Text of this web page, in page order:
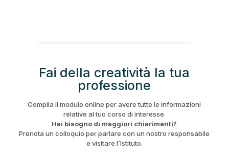
Fai della creatività la tua
professione
Compila il modulo online per avere tutte le informazioni
relative al tuo corso di interesse.
Hai bisogno di maggiori chiarimenti?
Prenota un colloquio per parlare con un nostro responsabile
e visitare l’Istituto.